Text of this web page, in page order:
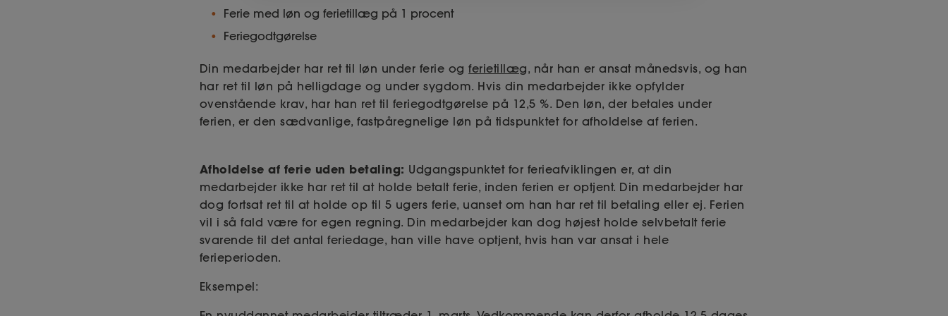
Ferie med løn og ferietillæg på 1 procent
Feriegodtgørelse
Din medarbejder har ret til løn under ferie ogferietillæg, når han er ansat månedsvis, og han
har ret til løn på helligdage og under sygdom. Hvis din medarbejder ikke opfylder
ovenstående krav, har han ret til feriegodtgørelse på 12,5 %. Den løn, der betales under
ferien, er den sædvanlige, fastpåregnelige løn på tidspunktet for afholdelse af ferien.
Afholdelse af ferie uden betaling: Udgangspunktet for ferieafviklingen er, at din
medarbejder ikke har ret til at holde betalt ferie, inden ferien er optjent. Din medarbejder har
dog fortsat ret til at holde op til 5 ugers ferie, uanset om han har ret til betaling eller ej. Ferien
vil i så fald være for egen regning. Din medarbejder kan dog højest holde selvbetalt ferie
svarende til det antal feriedage, han ville have optjent, hvis han var ansat i hele
ferieperioden.
Eksempel: